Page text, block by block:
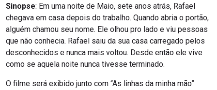
Sinopse: Em uma noite de Maio, sete anos atrás, Rafael
chegava em casa depois do trabalho. Quando abria o portão,
alguém chamou seu nome. Ele olhou pro lado e viu pessoas
que não conhecia. Rafael saiu da sua casa carregado pelos
desconhecidos e nunca mais voltou. Desde então ele vive
como se aquela noite nunca tivesse terminado.
O filme será exibido junto com “As linhas da minha mão”